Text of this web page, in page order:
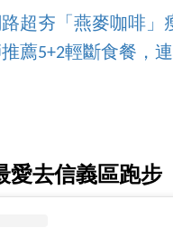
超夯「燕麥咖啡」
薦5+2輕斷食餐，
愛去信義區跑步